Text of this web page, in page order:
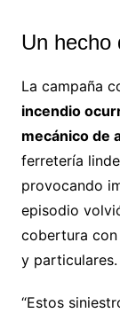
Un hecho
La campaña
incendio
mecánico de
ferretería
provocando
episodio
cobertura
y particulares.
“Estos